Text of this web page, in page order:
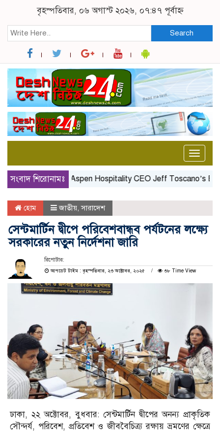
বৃহস্পতিবার, ০৬ অগাস্ট ২০২৬, ০৭:৪৭ পূর্বাহ্ন
Search
Toggle
সংবাদ শিরোনামঃAspen Hospitality CEO Jeff Toscano’s
হোম জাতীয়,সারাদেশ
সেন্টমার্টিন দ্বীপে পরিবেশবান্ধব পর্যটনের লক্ষ্যে
সরকারের নতুন নির্দেশনা জারি
রিপোটার:
আপডেট টাইম : বৃহস্পতিবার, ২৩ অক্টোবর, ২০২৫
৩৮ Time View
ঢাকা, ২২ অক্টোবর, বুধবার: সেন্টমার্টিন দ্বীপের অনন্য প্রাকৃতিক
সৌন্দর্য, পরিবেশ, প্রতিবেশ ও জীববৈচিত্র্য রক্ষায় ভ্রমণের ক্ষেত্রে